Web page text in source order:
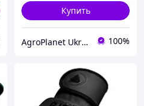
Купить
AgroPlanet Ukraine 100%